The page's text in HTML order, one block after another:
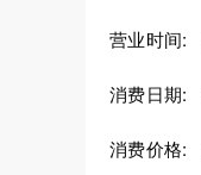
营业时间:
消费日期:
消费价格: